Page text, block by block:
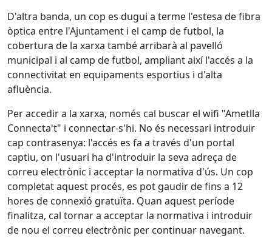
D'altra banda, un cop es dugui a terme l'estesa de fibra
òptica entre l'Ajuntament i el camp de futbol, la
cobertura de la xarxa també arribarà al pavelló
municipal i al camp de futbol, ampliant així l'accés a la
connectivitat en equipaments esportius i d'alta
afluència.
Per accedir a la xarxa, només cal buscar el wifi "Ametlla
Connecta't" i connectar-s'hi. No és necessari introduir
cap contrasenya: l'accés es fa a través d'un portal
captiu, on l'usuari ha d'introduir la seva adreça de
correu electrònic i acceptar la normativa d'ús. Un cop
completat aquest procés, es pot gaudir de fins a 12
hores de connexió gratuïta. Quan aquest període
finalitza, cal tornar a acceptar la normativa i introduir
de nou el correu electrònic per continuar navegant.